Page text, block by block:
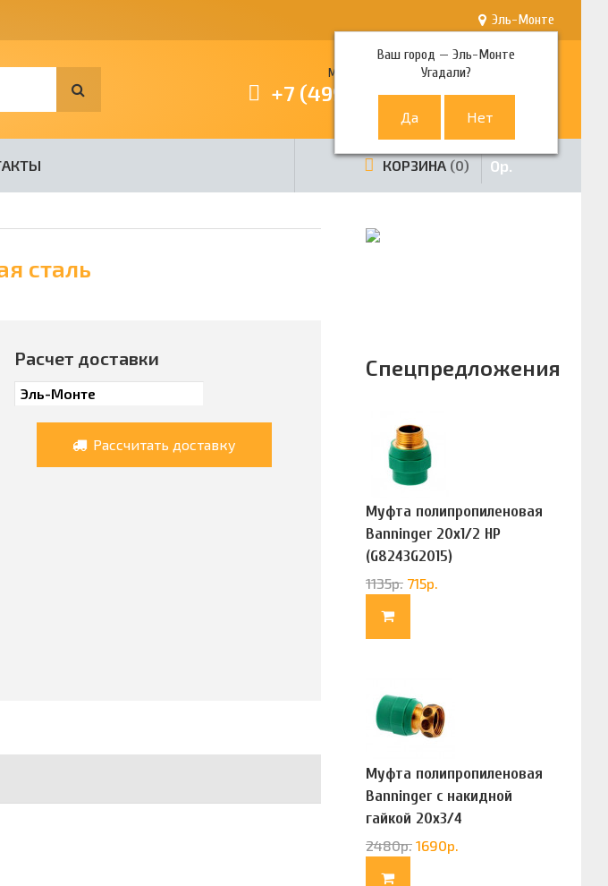
Эль-Монте
Ваш город —Эль-Монте
Угадали?
Многоканальный телефон
+7 (499) 380-80-80
КОРЗИНА 0 0р.
сталь
Расчет доставки
Рассчитать доставку
Спецпредложения
Муфта полипропиленовая
Banninger 20х1/2 НР
(G8243G2015)
1135р. 715р.
Муфта полипропиленовая
Banninger с накидной
гайкой 20х3/4
(G83322020)
2480р. 1690р.